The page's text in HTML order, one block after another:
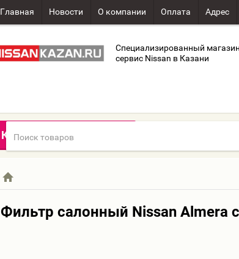
Главная Новости О компании Оплата Адрес
Специализированный
сервис Nissan в Казани
Фильтр салонный Nissan Almera
Каталог товаров